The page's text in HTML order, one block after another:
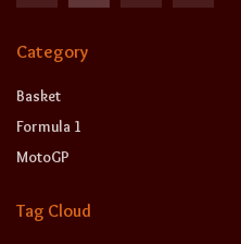
Category
Basket
Formula 1
MotoGP
Tag Cloud